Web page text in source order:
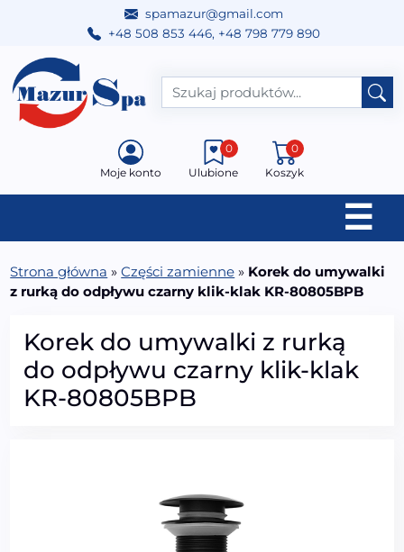
spamazur@gmail.com
+48 508 853 446, +48 798 779 890
Przejdź do treści
Main Navigation
Moje konto Ulubione
0
Koszyk
0
☰
Strona główna »Części zamienne » Korek do umywalki
z rurką do odpływu czarny klik-klak KR-80805BPB
Korek do umywalki z rurką
do odpływu czarny klik-klak
KR-80805BPB